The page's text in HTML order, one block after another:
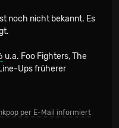
noch nicht bekannt. Es
u.a. Foo Fighters, The
Ups früherer
per E-Mail informiert